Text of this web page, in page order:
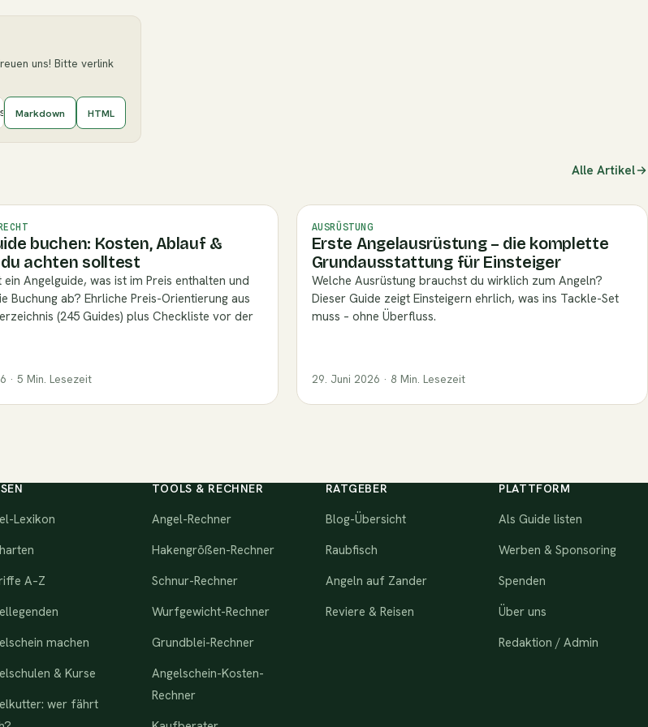
uns! Bitte verlink
Plätze](https://angelguide.de/blog/wels-angeln-guide)
Markdown HTML
Alle Artikel
buchen: Kosten, Ablauf &
achten solltest
ein Angelguide, was ist im Preis enthalten und
Buchung ab? Ehrliche Preis-Orientierung aus
(245 Guides) plus Checkliste vor der
· 5 Min. Lesezeit
AUSRÜSTUNG
Erste Angelausrüstung – die komplette
Grundausstattung für Einsteiger
Welche Ausrüstung brauchst du wirklich zum Angeln?
Dieser Guide zeigt Einsteigern ehrlich, was ins Tackle-Set
muss – ohne Überfluss.
29. Juni 2026 · 8 Min. Lesezeit
Lexikon
A–Z
machen
& Kurse
wer fährt
TOOLS & RECHNER
Angel-Rechner
Hakengrößen-Rechner
Schnur-Rechner
Wurfgewicht-Rechner
Grundblei-Rechner
Angelschein-Kosten-
Rechner
RATGEBER
Blog-Übersicht
Raubfisch
Angeln auf Zander
Reviere & Reisen
PLATTFORM
Als Guide listen
Werben & Sponsoring
Spenden
Über uns
Redaktion / Admin